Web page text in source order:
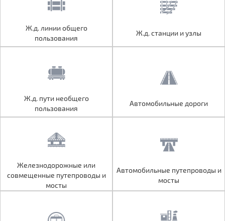
Ж.д. линии общего
пользования
Ж.д. пути необщего
пользования
Автомобильные дороги
Железнодорожные или
совмещенные путепроводы и
мосты
Автомобильные путепроводы и
мосты
Ж.д. линии общего
пользования
Ж.д. станции и узлы
Ж.д. пути необщего
пользования
Автомобильные дороги
Железнодорожные или
совмещенные путепроводы и
мосты
Автомобильные путепроводы и
мосты